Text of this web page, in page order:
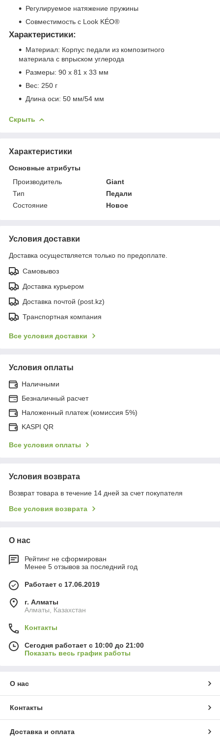
Регулируемое натяжение пружины
Совместимость с Look KÉO®
Характеристики:
Материал: Корпус педали из композитного
материала с впрыском углерода
Размеры: 90 x 81 x 33 мм
Вес: 250 г
Длина оси: 50 мм/54 мм
Скрыть
Характеристики
Основные атрибуты
Производитель
Giant
Тип
Педали
Состояние
Новое
Условия доставки
Доставка осуществляется только по предоплате.
Самовывоз
Доставка курьером
Доставка почтой (post.kz)
Транспортная компания
Все условия доставки
Условия оплаты
Наличными
Безналичный расчет
Наложенный платеж (комиссия 5%)
KASPI QR
Все условия оплаты
Условия возврата
Возврат товара в течение 14 дней за счет покупателя
Все условия возврата
О нас
Рейтинг не сформирован
Менее 5 отзывов за последний год
Работает с 17.06.2019
г. Алматы
Алматы, Казахстан
Контакты
Сегодня работает с 10:00 до 21:00
Показать весь график работы
О нас
Контакты
Доставка и оплата